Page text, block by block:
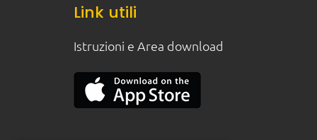
Link utili
Istruzioni e Area download